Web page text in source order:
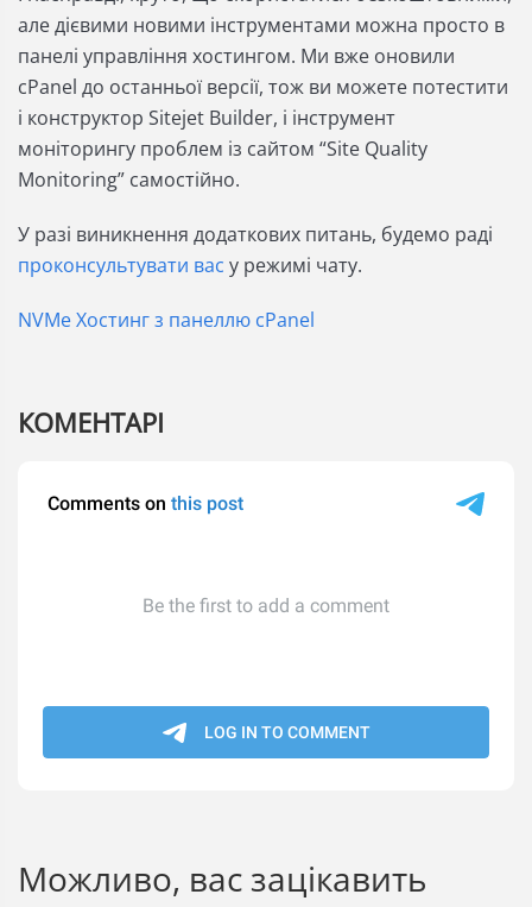
але дієвими новими інструментами можна просто в
панелі управління хостингом. Ми вже оновили
сPanel до останньої версії, тож ви можете потестити
і конструктор Sitejet Builder, і інструмент
моніторингу проблем із сайтом “Site Quality
Monitoring” самостійно.
У разі виникнення додаткових питань, будемо раді
проконсультувати вас у режимі чату.
NVMe Хостинг з панеллю cPanel
КОМЕНТАРІ
Можливо, вас зацікавить